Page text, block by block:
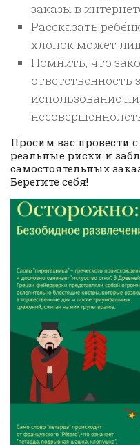
заказы в
Рассказать
хлопок может
Помнить, что
ответственность
использование
Просим вас провести
реальные риски и
самостоятельных
Берегите себя!